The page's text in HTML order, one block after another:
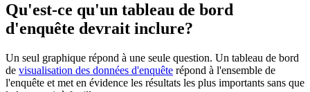
Qu'est-ce qu'un tableau de bord
d'enquête devrait inclure?
Un seul graphique répond à une seule question. Un tableau de bord
de visualisation des données d'enquête répond à l'ensemble de
l'enquête et met en évidence les résultats les plus importants sans que